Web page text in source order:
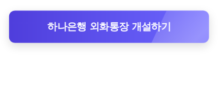
하나은행 외화통장 개설하기